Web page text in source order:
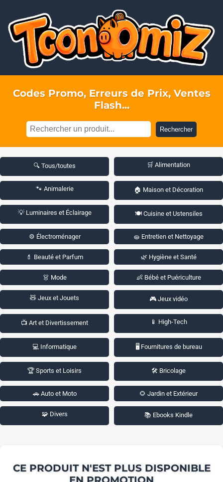
Codes Promo, Erreurs de Prix, Ventes
Flash...
Rechercher
🔍 Tous/toutes 🛒 Alimentation
🐾 Animalerie 🏠 Maison et Décoration
💡 Luminaires et Éclairage 🍽️ Cuisine et Ustensiles
⚙️ Électroménager 🧽 Entretien et Nettoyage
💄 Beauté et Parfum 🌿 Hygiène et Santé
👗 Mode 👶 Bébé et Puériculture
🧸 Jeux et Jouets 🎮 Jeux vidéo
📺 Art et Divertissement 📱 High-Tech
💻 Informatique 🖥️ Fournitures de bureau
🏆 Sports et Loisirs 🛠️ Bricolage
🚗 Auto et Moto 🌻 Jardin et Extérieur
🧩 Divers 📚 Ebooks Kindle
CE PRODUIT N'EST PLUS DISPONIBLE